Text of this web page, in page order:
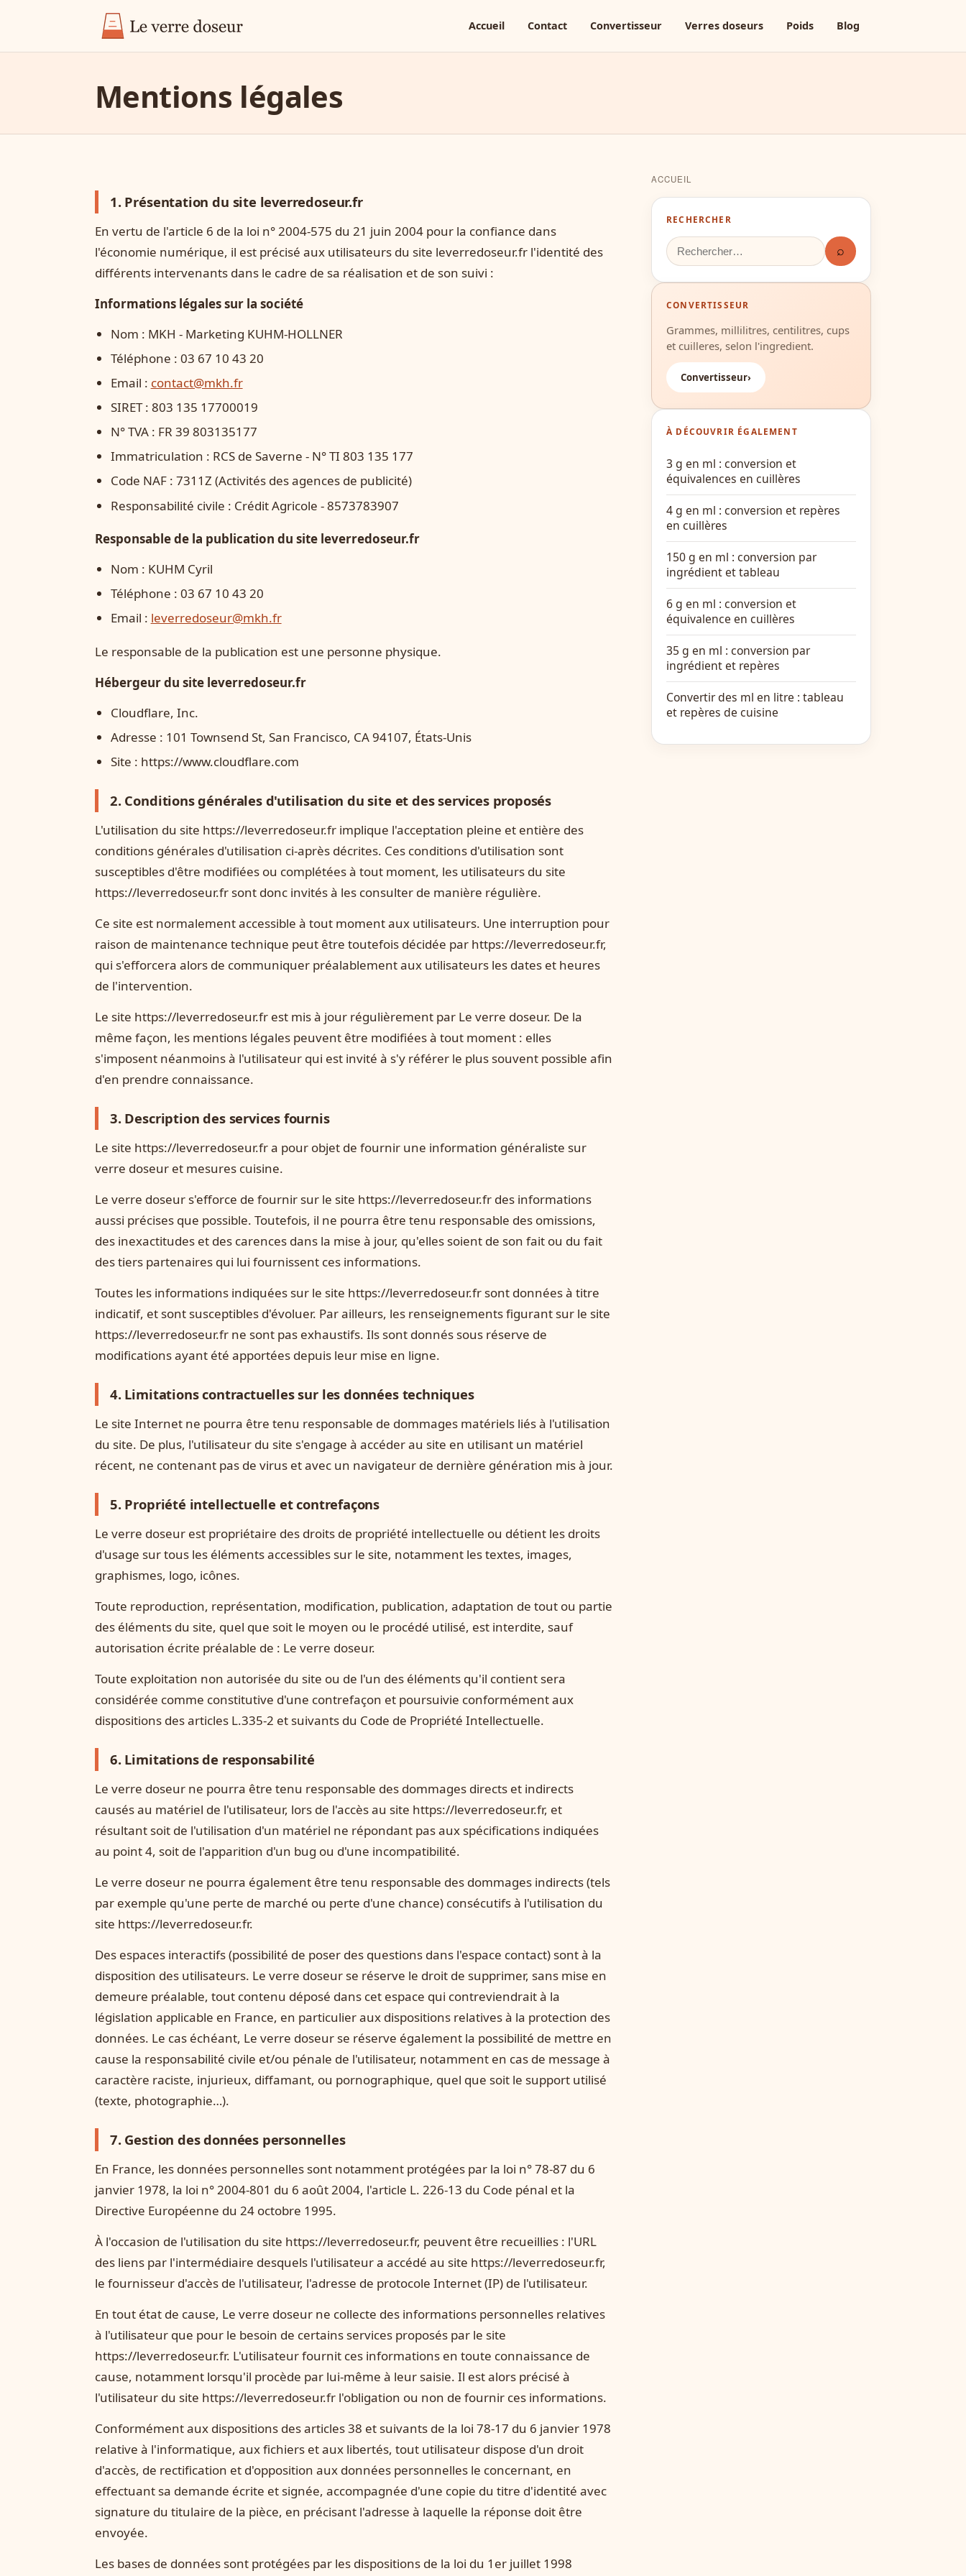
Accueil Contact Convertisseur Verres doseurs Poids Blog
Mentions légales
1. Présentation du site leverredoseur.fr
En vertu de l'article 6 de la loi n° 2004-575 du 21 juin 2004 pour la confiance dans
l'économie numérique, il est précisé aux utilisateurs du site leverredoseur.fr l'identité des
différents intervenants dans le cadre de sa réalisation et de son suivi :
Informations légales sur la société
Nom : MKH - Marketing KUHM-HOLLNER
Téléphone : 03 67 10 43 20
Email : contact@mkh.fr
SIRET : 803 135 17700019
N° TVA : FR 39 803135177
Immatriculation : RCS de Saverne - N° TI 803 135 177
Code NAF : 7311Z (Activités des agences de publicité)
Responsabilité civile : Crédit Agricole - 8573783907
Responsable de la publication du site leverredoseur.fr
Nom : KUHM Cyril
Téléphone : 03 67 10 43 20
Email : leverredoseur@mkh.fr
Le responsable de la publication est une personne physique.
Hébergeur du site leverredoseur.fr
Cloudflare, Inc.
Adresse : 101 Townsend St, San Francisco, CA 94107, États-Unis
Site : https://www.cloudflare.com
2. Conditions générales d'utilisation du site et des services proposés
L'utilisation du site https://leverredoseur.fr implique l'acceptation pleine et entière des
conditions générales d'utilisation ci-après décrites. Ces conditions d'utilisation sont
susceptibles d'être modifiées ou complétées à tout moment, les utilisateurs du site
https://leverredoseur.fr sont donc invités à les consulter de manière régulière.
Ce site est normalement accessible à tout moment aux utilisateurs. Une interruption pour
raison de maintenance technique peut être toutefois décidée par https://leverredoseur.fr,
qui s'efforcera alors de communiquer préalablement aux utilisateurs les dates et heures
de l'intervention.
Le site https://leverredoseur.fr est mis à jour régulièrement par Le verre doseur. De la
même façon, les mentions légales peuvent être modifiées à tout moment : elles
s'imposent néanmoins à l'utilisateur qui est invité à s'y référer le plus souvent possible afin
d'en prendre connaissance.
3. Description des services fournis
Le site https://leverredoseur.fr a pour objet de fournir une information généraliste sur
verre doseur et mesures cuisine.
Le verre doseur s'efforce de fournir sur le site https://leverredoseur.fr des informations
aussi précises que possible. Toutefois, il ne pourra être tenu responsable des omissions,
des inexactitudes et des carences dans la mise à jour, qu'elles soient de son fait ou du fait
des tiers partenaires qui lui fournissent ces informations.
Toutes les informations indiquées sur le site https://leverredoseur.fr sont données à titre
indicatif, et sont susceptibles d'évoluer. Par ailleurs, les renseignements figurant sur le site
https://leverredoseur.fr ne sont pas exhaustifs. Ils sont donnés sous réserve de
modifications ayant été apportées depuis leur mise en ligne.
4. Limitations contractuelles sur les données techniques
Le site Internet ne pourra être tenu responsable de dommages matériels liés à l'utilisation
du site. De plus, l'utilisateur du site s'engage à accéder au site en utilisant un matériel
récent, ne contenant pas de virus et avec un navigateur de dernière génération mis à jour.
5. Propriété intellectuelle et contrefaçons
Le verre doseur est propriétaire des droits de propriété intellectuelle ou détient les droits
d'usage sur tous les éléments accessibles sur le site, notamment les textes, images,
graphismes, logo, icônes.
Toute reproduction, représentation, modification, publication, adaptation de tout ou partie
des éléments du site, quel que soit le moyen ou le procédé utilisé, est interdite, sauf
autorisation écrite préalable de : Le verre doseur.
Toute exploitation non autorisée du site ou de l'un des éléments qu'il contient sera
considérée comme constitutive d'une contrefaçon et poursuivie conformément aux
dispositions des articles L.335-2 et suivants du Code de Propriété Intellectuelle.
6. Limitations de responsabilité
Le verre doseur ne pourra être tenu responsable des dommages directs et indirects
causés au matériel de l'utilisateur, lors de l'accès au site https://leverredoseur.fr, et
résultant soit de l'utilisation d'un matériel ne répondant pas aux spécifications indiquées
au point 4, soit de l'apparition d'un bug ou d'une incompatibilité.
Le verre doseur ne pourra également être tenu responsable des dommages indirects (tels
par exemple qu'une perte de marché ou perte d'une chance) consécutifs à l'utilisation du
site https://leverredoseur.fr.
Des espaces interactifs (possibilité de poser des questions dans l'espace contact) sont à la
disposition des utilisateurs. Le verre doseur se réserve le droit de supprimer, sans mise en
demeure préalable, tout contenu déposé dans cet espace qui contreviendrait à la
législation applicable en France, en particulier aux dispositions relatives à la protection des
données. Le cas échéant, Le verre doseur se réserve également la possibilité de mettre en
cause la responsabilité civile et/ou pénale de l'utilisateur, notamment en cas de message à
caractère raciste, injurieux, diffamant, ou pornographique, quel que soit le support utilisé
(texte, photographie…).
7. Gestion des données personnelles
En France, les données personnelles sont notamment protégées par la loi n° 78-87 du 6
janvier 1978, la loi n° 2004-801 du 6 août 2004, l'article L. 226-13 du Code pénal et la
Directive Européenne du 24 octobre 1995.
À l'occasion de l'utilisation du site https://leverredoseur.fr, peuvent être recueillies : l'URL
des liens par l'intermédiaire desquels l'utilisateur a accédé au site https://leverredoseur.fr,
le fournisseur d'accès de l'utilisateur, l'adresse de protocole Internet (IP) de l'utilisateur.
En tout état de cause, Le verre doseur ne collecte des informations personnelles relatives
à l'utilisateur que pour le besoin de certains services proposés par le site
https://leverredoseur.fr. L'utilisateur fournit ces informations en toute connaissance de
cause, notamment lorsqu'il procède par lui-même à leur saisie. Il est alors précisé à
l'utilisateur du site https://leverredoseur.fr l'obligation ou non de fournir ces informations.
Conformément aux dispositions des articles 38 et suivants de la loi 78-17 du 6 janvier 1978
relative à l'informatique, aux fichiers et aux libertés, tout utilisateur dispose d'un droit
d'accès, de rectification et d'opposition aux données personnelles le concernant, en
effectuant sa demande écrite et signée, accompagnée d'une copie du titre d'identité avec
signature du titulaire de la pièce, en précisant l'adresse à laquelle la réponse doit être
envoyée.
Les bases de données sont protégées par les dispositions de la loi du 1er juillet 1998
ACCUEIL
RECHERCHER
⌕
CONVERTISSEUR
Grammes, millilitres, centilitres, cups
et cuilleres, selon l'ingredient.
Convertisseur›
À DÉCOUVRIR ÉGALEMENT
3 g en ml : conversion et
équivalences en cuillères
4 g en ml : conversion et repères
en cuillères
150 g en ml : conversion par
ingrédient et tableau
6 g en ml : conversion et
équivalence en cuillères
35 g en ml : conversion par
ingrédient et repères
Convertir des ml en litre : tableau
et repères de cuisine